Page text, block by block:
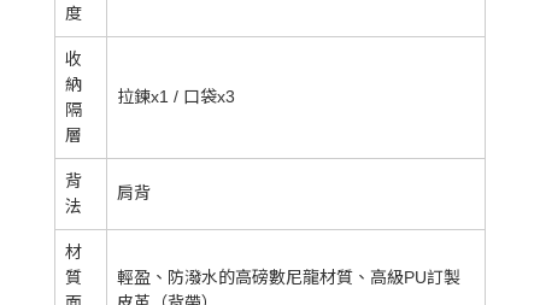
度
收
納
隔
層
拉鍊x1 / 口袋x3
背
法
肩背
材
質
輕盈、防潑水的高磅數尼龍材質、高級PU訂製